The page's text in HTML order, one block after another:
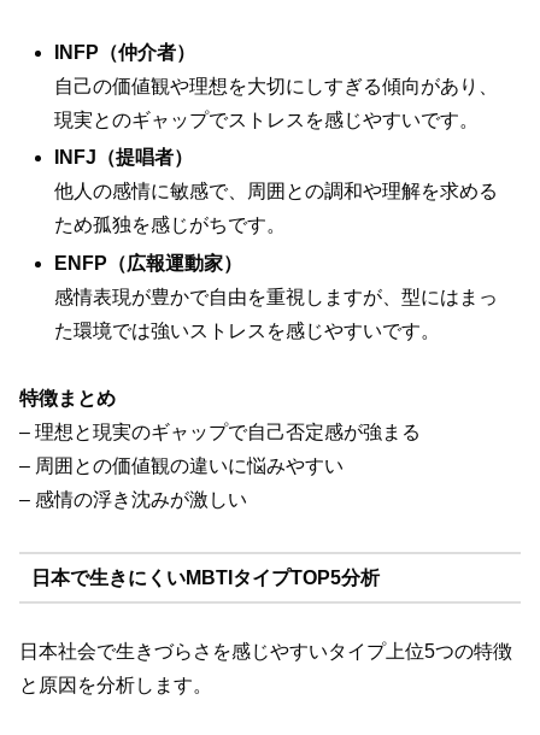
INFP（仲介者）
自己の価値観や理想を大切にしすぎる傾向があり、
現実とのギャップでストレスを感じやすいです。
INFJ（提唱者）
他人の感情に敏感で、周囲との調和や理解を求める
ため孤独を感じがちです。
ENFP（広報運動家）
感情表現が豊かで自由を重視しますが、型にはまっ
た環境では強いストレスを感じやすいです。
特徴まとめ
– 理想と現実のギャップで自己否定感が強まる
– 周囲との価値観の違いに悩みやすい
– 感情の浮き沈みが激しい
日本で生きにくいMBTIタイプTOP5分析
日本社会で生きづらさを感じやすいタイプ上位5つの特徴
と原因を分析します。